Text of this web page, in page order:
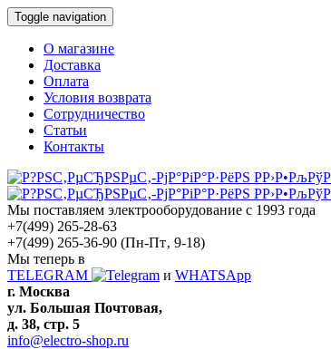
Toggle navigation
О магазине
Доставка
Оплата
Условия возврата
Сотрудничество
Статьи
Контакты
Мы поставляем электрооборудование с 1993 года
+7(499) 265-28-63
+7(499) 265-36-90 (Пн-Пт‚ 9-18)
Мы теперь в
TELEGRAM
и WHATSApp
г. Москва
ул. Большая Почтовая,
д. 38, стр. 5
info@electro-shop.ru